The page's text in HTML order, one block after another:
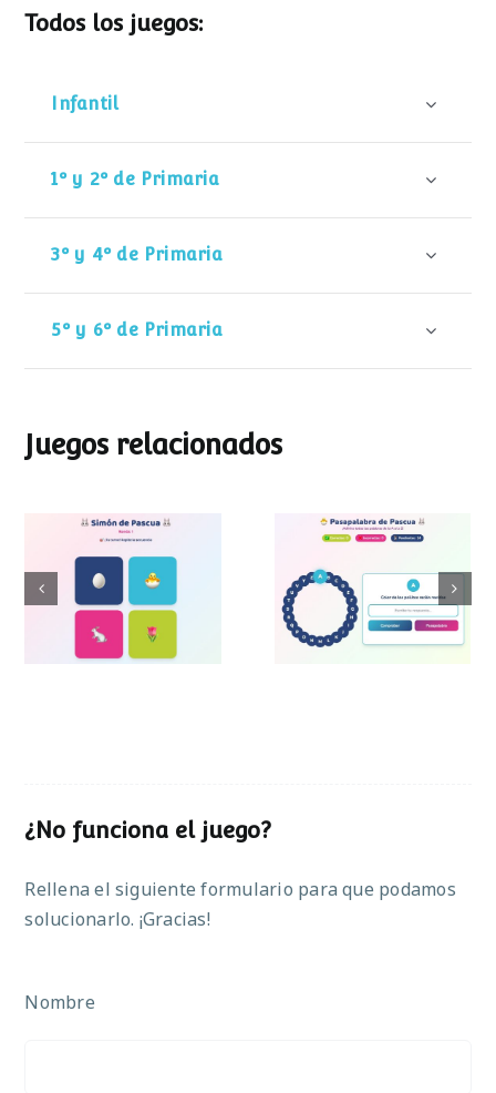
Todos los juegos:
Infantil
1º y 2º de Primaria
3º y 4º de Primaria
5º y 6º de Primaria
Juegos relacionados
Simon de Pascua
Pasapalabra de
Pascua
¿No funciona el juego?
Rellena el siguiente formulario para que podamos
solucionarlo. ¡Gracias!
Nombre